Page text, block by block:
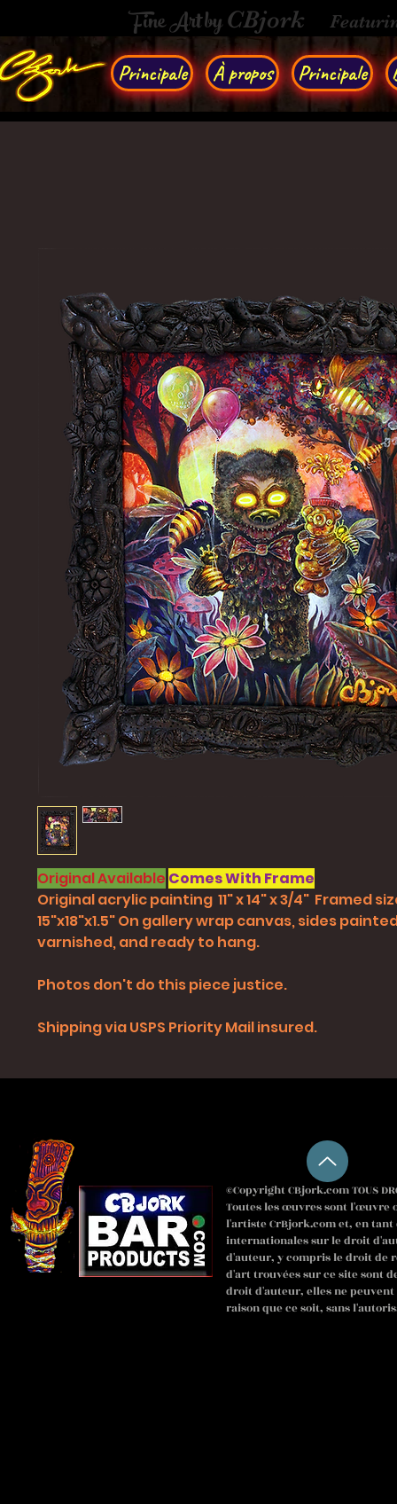
Fine Art byCBjork
Principale À propos Principale
Original Available Comes With Frame
Original acrylic painting 11" x 14" x 3/4" Framed
15"x18"x1.5" On gallery wrap canvas, sides
varnished, and ready to hang.
Photos don't do this piece justice.
Shipping via USPS Priority Mail insured.
©Copyright CBjork.com TOUS
Toutes les œuvres sont l'œuvre
l'artiste CrBjork.com et, en
internationales sur le droit
d'auteur, y compris le droit de
d'art trouvées sur ce site sont
droit d'auteur, elles ne
raison que ce soit, sans